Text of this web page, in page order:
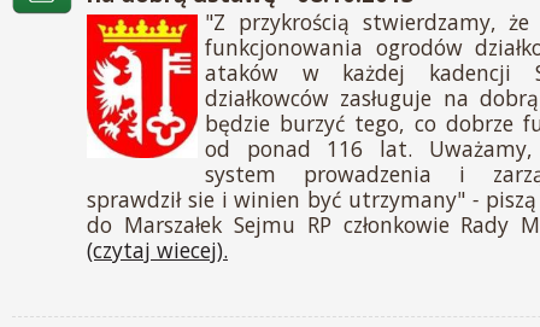
"Z przykrością stwierdzamy, że
funkcjonowania ogrodów
ataków w każdej kadencji
działkowców zasługuje na
będzie burzyć tego, co dobrze
od ponad 116 lat. Uważamy,
system prowadzenia i
sprawdził sie i winien być utrzymany" -
do Marszałek Sejmu RP członkowie Rady
(czytaj wiecej).